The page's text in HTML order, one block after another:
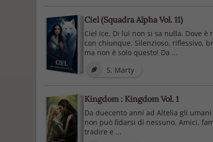
Ciel (Squadra Alpha Vol. 11)
Ciel Ice. Di lui non si sa nulla. Dove
con chiunque. Silenzioso, riflessivo,
ma non è solo questo! Da ...
S. Marty
Kingdom : Kingdom Vol. 1
Da duecento anni ad Altelia gli
non può fidarsi di nessuno. Amici,
tradire e ...